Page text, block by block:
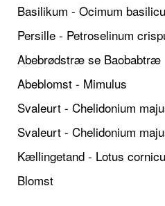
Basilikum - Ocimum
Persille - Petroselinum
Abebrødstræ se Baobabtræ
Abeblomst - Mimulus
Svaleurt - Chelidonium
Svaleurt - Chelidonium
Kællingetand - Lotus
Blomst